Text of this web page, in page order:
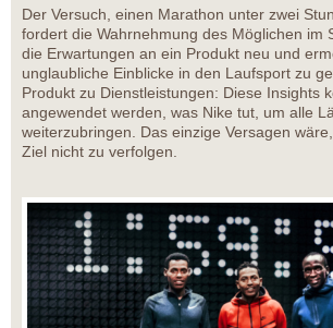
Der Versuch, einen Marathon unter zwei
fordert die Wahrnehmung des Möglichen im
die Erwartungen an ein Produkt neu und
unglaubliche Einblicke in den Laufsport zu
Produkt zu Dienstleistungen: Diese Insights
angewendet werden, was Nike tut, um alle
weiterzubringen. Das einzige Versagen
Ziel nicht zu verfolgen.